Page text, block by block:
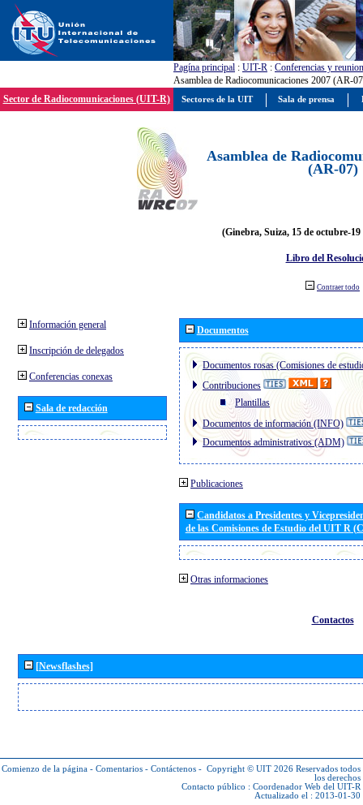
Pagína principal : UIT-R : Conferencias y
Asamblea de Radiocomunicaciones 2007 (AR-
Sector de Radiocomunicaciones (UIT-R)
Asamblea de
(AR-07)
(Ginebra, Suiza, 15 de octubre-19
Libro del
Contraer todo
Información general
Inscripción de delegados
Conferencias conexas
Sala de redacción
Documentos
Documentos rosas (Comisiones de
Contribuciones
Plantillas
Documentos de información (INFO)
Documentos administrativos (ADM)
Publicaciones
Candidatos a Presidentes y
de las Comisiones de Estudio del UIT R
Otras informaciones
Contactos
[Newsflashes]
Comienzo de la página - Comentarios - Contáctenos - Copyright © UIT 2026 Reservados todos
los derechos
Contacto público : Coordenador Web del UIT-R
Actualizado el : 2013-01-30
Sectores de la UIT Sala de prensa